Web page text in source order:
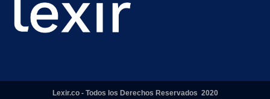
Lexir.co - Todos los Derechos Reservados 2020